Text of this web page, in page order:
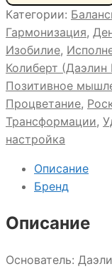
Рэйки
Процветания
Сейчас
Категории:
Гармонизация,
Изобилие,
Колиберт (Даэлин
Позитивное
Процветание,
Трансформации,
настройка
Описание
Бренд
Описание
Основатель: